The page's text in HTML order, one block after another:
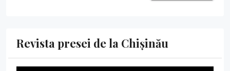
Revista presei de la Chișinău